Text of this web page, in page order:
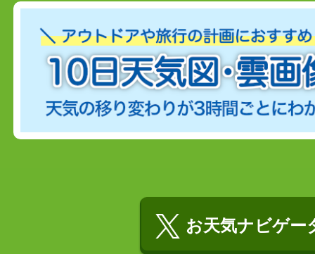
お天気ナビゲー